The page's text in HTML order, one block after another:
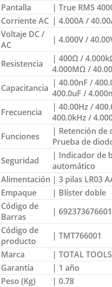
Pantalla
| True RMS
Corriente AC | 4.000A /
Voltaje DC /
AC
| 4.000V /
Resistencia
| 400Ω /
4.000MΩ /
Capacitancia | 40.00nF /
400.0uF /
Frecuencia
| 40.00Hz /
400.0kHz /
Funciones
| Retención de
Prueba de
Seguridad
| Indicador de
automático
Alimentación | 3 pilas LR03
Empaque
| Blíster doble
Código de
Barras
|
Código de
producto
| TMT766001
Marca
| TOTAL TOOLS
Garantía
| 1 año
Peso (Kg)
| 0.78